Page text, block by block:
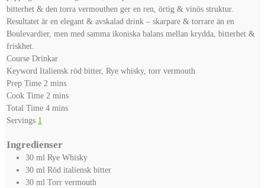
bitterhet & den torra vermouthen ger en ren, örtig & vinös struktur.
Resultatet är en elegant & avskalad drink – skarpare & torrare än en
Boulevardier, men med samma ikoniska balans mellan krydda, bitterhet &
friskhet.
Course Drinkar
Keyword Italiensk röd bitter, Rye whisky, torr vermouth
Prep Time 2 minutes
mins
Cook Time 2 minutes
mins
Total Time 4minutes
mins
Servings 1
Ingredienser
30 ml Rye Whisky
30 ml Röd italiensk bitter
30 ml Torr vermouth